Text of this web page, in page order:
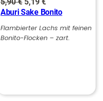
Preis
war:
5,90 €
Preis
ist:
5,19 €.
Aburi Sake Bonito
Flambierter Lachs mit feinen
Bonito-Flocken – zart.